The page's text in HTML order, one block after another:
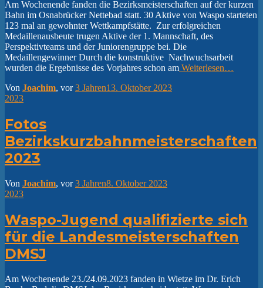
Am Wochenende fanden die Bezirksmeisterschaften auf der kurzen
Bahn im Osnabrücker Nettebad statt. 30 Aktive von Waspo starteten
123 mal an gewohnter Wettkampfstätte. Zur erfolgreichen
Medaillenausbeute trugen Aktive der 1. Mannschaft, des
Perspektivteams und der Juniorengruppe bei. Die
Medaillengewinner Durch die konstruktive Nachwuchsarbeit
wurden die Ergebnisse des Vorjahres schon am Weiterlesen…
Von Joachim, vor3 Jahren13. Oktober 2023
2023
Fotos
Bezirkskurzbahnmeisterschaften
2023
Von Joachim, vor3 Jahren8. Oktober 2023
2023
Waspo-Jugend qualifizierte sich
für die Landesmeisterschaften
DMSJ
Am Wochenende 23./24.09.2023 fanden in Wietze im Dr. Erich